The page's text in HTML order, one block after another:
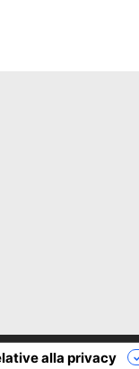
alla privacy